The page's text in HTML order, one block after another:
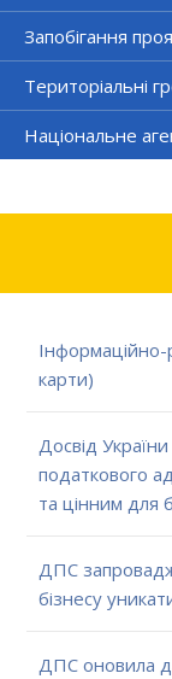
Запобігання
Територіальні
Національне
Інформаційно-
карти)
Досвід
податкового
та цінним для
ДПС
бізнесу
ДПС оновила